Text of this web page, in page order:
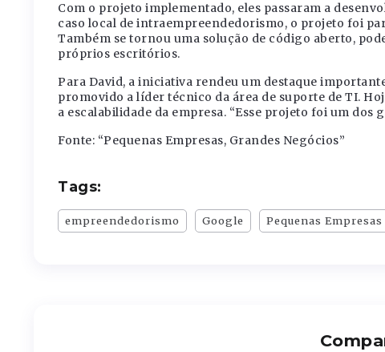
Com o projeto implementado, eles passaram a
caso local de intraempreendedorismo, o projeto foi
Também se tornou uma solução de código aberto,
próprios escritórios.
Para David, a iniciativa rendeu um destaque
promovido a líder técnico da área de suporte de TI.
a escalabilidade da empresa. “Esse projeto foi um
Fonte: “Pequenas Empresas, Grandes Negócios”
Tags:
empreendedorismo Google Pequenas